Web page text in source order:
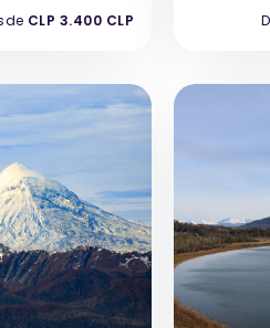
CLP 3.400 CLP